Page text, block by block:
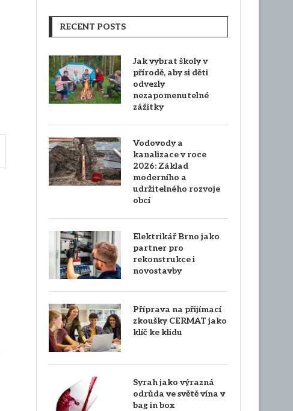
RECENT POSTS
Jak vybrat školy v
přírodě, aby si děti
odvezly
nezapomenutelné
zážitky
Vodovody a
kanalizace v roce
2026: Základ
moderního a
udržitelného rozvoje
obcí
Elektrikář Brno jako
partner pro
rekonstrukce i
novostavby
Příprava na přijímací
zkoušky CERMAT jako
klíč ke klidu
Syrah jako výrazná
odrůda ve světě vína v
bag in box